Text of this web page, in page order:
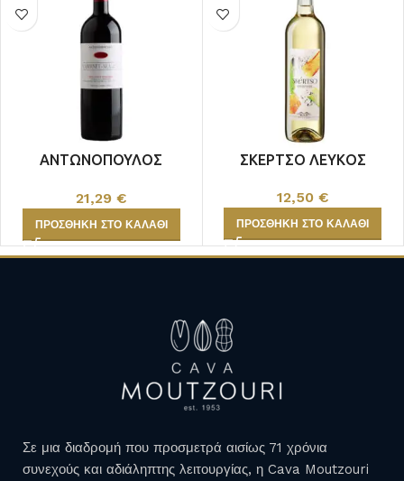
ΑΝΤΩΝΟΠΟΥΛΟΣ
21,29 €
ΠΡΟΣΘΉΚΗ ΣΤΟ ΚΑΛΆΘΙ
ΣΚΕΡΤΣΟ ΛΕΥΚΟΣ
12,50 €
ΠΡΟΣΘΉΚΗ ΣΤΟ ΚΑΛΆΘΙ
Σε μια διαδρομή που προσμετρά αισίως 71 χρόνια
συνεχούς και αδιάληπτης λειτουργίας, η Cava Moutzouri